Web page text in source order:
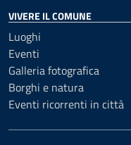
VIVERE IL COMUNE
Luoghi
Eventi
Galleria fotografica
Borghi e natura
Eventi ricorrenti in città